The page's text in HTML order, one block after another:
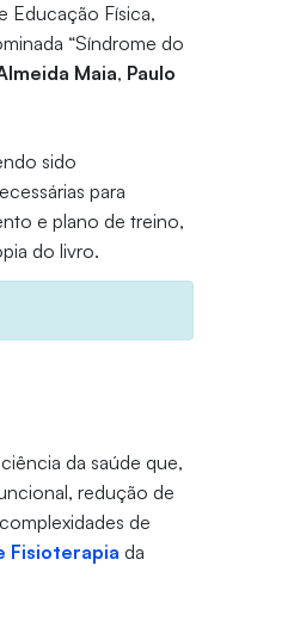
Educação Física,
“Síndrome do
Maia, Paulo
sido
para
e plano de treino,
do livro.
da saúde que,
redução de
de
Fisioterapia da